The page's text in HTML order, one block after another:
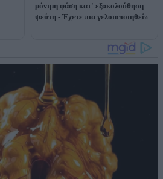
μόνιμη φάση κατ' εξακολούθηση
ψεύτη - Έχετε πια γελοιοποιηθεί»